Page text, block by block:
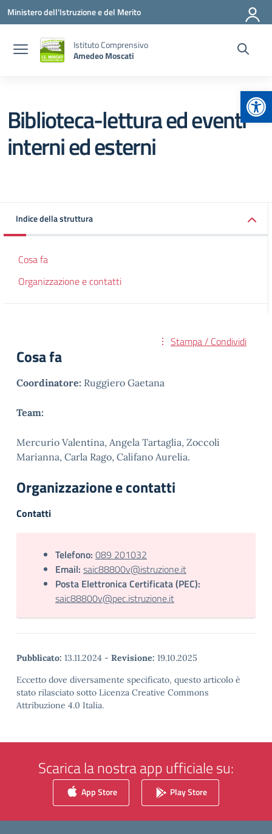
Vai ai contenuti
Vai al menu di navigazione
Vai al footer
Ministero dell'Istruzione e del Merito
Istituto Comprensivo
Amedeo Moscati
Biblioteca-lettura ed eventi
interni ed esterni
Indice della struttura
Cosa fa
Organizzazione e contatti
Stampa / Condividi
Cosa fa
Coordinatore: Ruggiero Gaetana
Team:
Mercurio Valentina, Angela Tartaglia, Zoccoli
Marianna, Carla Rago, Califano Aurelia.
Organizzazione e contatti
Contatti
Telefono: 089 201032
Email: saic88800v@istruzione.it
Posta Elettronica Certificata (PEC):
saic88800v@pec.istruzione.it
Pubblicato: 13.11.2024 - Revisione: 19.10.2025
Eccetto dove diversamente specificato, questo articolo è
stato rilasciato sotto Licenza Creative Commons
Attribuzione 4.0 Italia.
Scarica la nostra app ufficiale su:
App Store Play Store